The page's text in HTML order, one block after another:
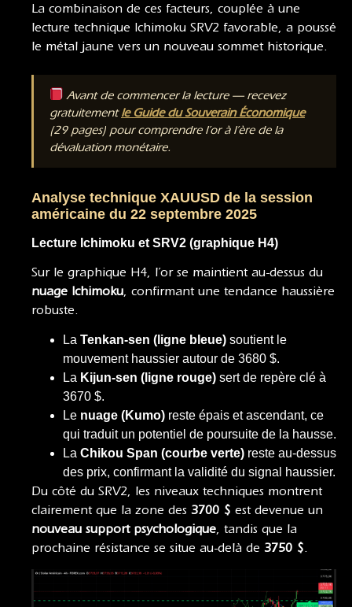
La combinaison de ces facteurs, couplée à une
lecture technique Ichimoku SRV2 favorable, a poussé
le métal jaune vers un nouveau sommet historique.
Avant de commencer la lecture — recevez
gratuitementle Guide du Souverain Économique
(29 pages) pour comprendre l’or à l’ère de la
dévaluation monétaire.
Analyse technique XAUUSD de la session
américaine du 22 septembre 2025
Lecture Ichimoku et SRV2 (graphique H4)
Sur le graphique H4, l’or se maintient au-dessus du
nuage Ichimoku, confirmant une tendance haussière
robuste.
La Tenkan-sen (ligne bleue) soutient le
mouvement haussier autour de 3680 $.
La Kijun-sen (ligne rouge) sert de repère clé à
3670 $.
Le nuage (Kumo) reste épais et ascendant, ce
qui traduit un potentiel de poursuite de la hausse.
La Chikou Span (courbe verte) reste au-dessus
des prix, confirmant la validité du signal haussier.
Du côté du SRV2, les niveaux techniques montrent
clairement que la zone des 3700 $ est devenue un
nouveau support psychologique, tandis que la
prochaine résistance se situe au-delà de 3750 $.